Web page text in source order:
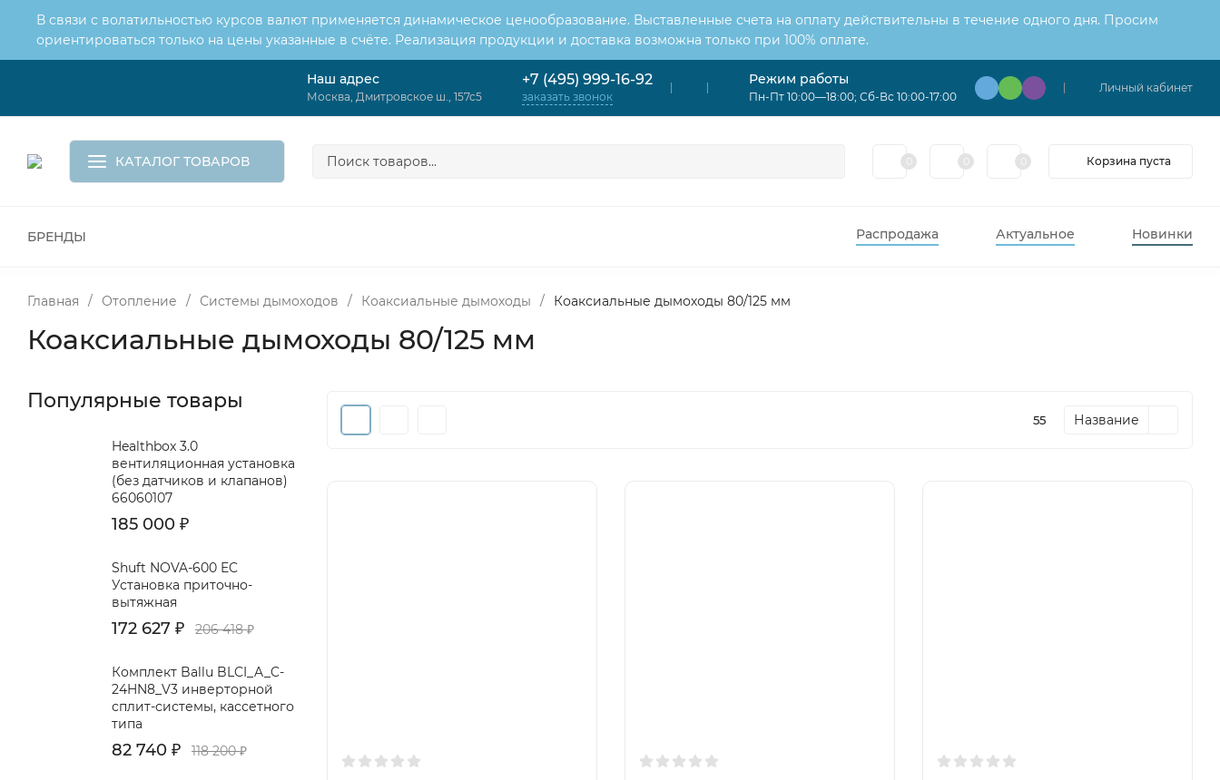
В связи с волатильностью курсов валют применяется динамическое ценообразование. Выставленные счета на оплату действительны в течение одного дня. Просим
ориентироваться только на цены указанные в счёте. Реализация продукции и доставка возможна только при 100% оплате.
Корзина
Наш адрес
Москва, Дмитровское ш., 157с5
+7 (495) 999-16-92
заказать звонок
Режим работы
Пн-Пт 10:00—18:00; Сб-Вс 10:00-17:00
Личный кабинет
КАТАЛОГ ТОВАРОВ Корзина пуста
БРЕНДЫ Распродажа Актуальное Новинки
Главная / Отопление / Системы дымоходов / Коаксиальные дымоходы / Коаксиальные дымоходы 80/125 мм
Коаксиальные дымоходы 80/125 мм
Популярные товары
Healthbox 3.0
вентиляционная установка
(без датчиков и клапанов)
66060107
185 000 ₽
Shuft NOVA-600 EC
Установка приточно-
вытяжная
172 627 ₽ 206 418₽
Комплект Ballu BLCI_A_C-
24HN8_V3 инверторной
сплит-системы, кассетного
типа
82 740 ₽ 118 200₽
55 Название